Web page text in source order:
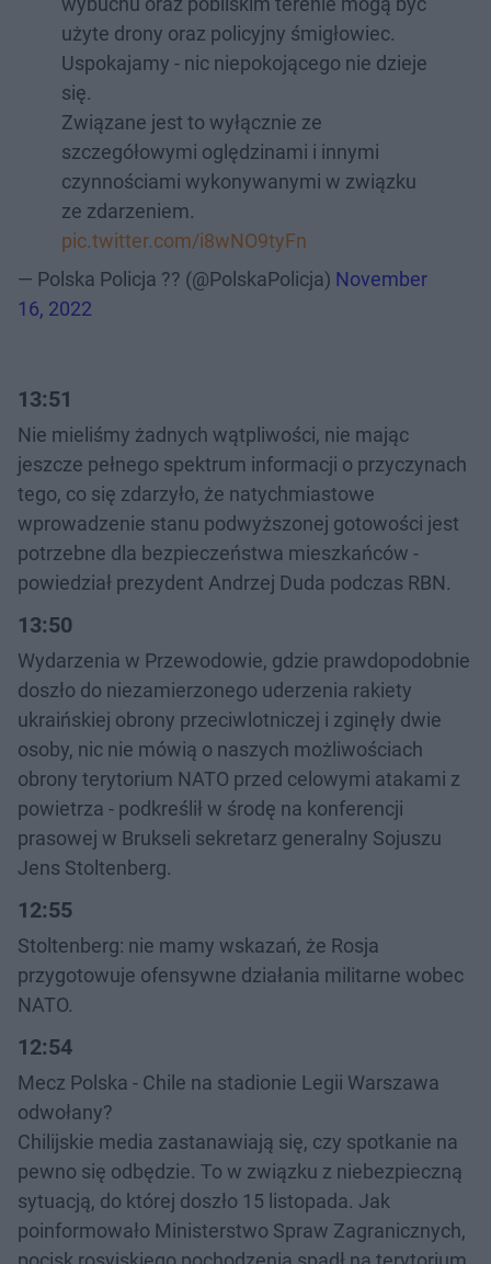
użyte drony oraz policyjny śmigłowiec.
Uspokajamy - nic niepokojącego nie dzieje
się.
Związane jest to wyłącznie ze
szczegółowymi oględzinami i innymi
czynnościami wykonywanymi w związku
ze zdarzeniem.
pic.twitter.com/i8wNO9tyFn
— Polska Policja ?? (@PolskaPolicja) November
16, 2022
13:51
Nie mieliśmy żadnych wątpliwości, nie mając
jeszcze pełnego spektrum informacji o przyczynach
tego, co się zdarzyło, że natychmiastowe
wprowadzenie stanu podwyższonej gotowości jest
potrzebne dla bezpieczeństwa mieszkańców -
powiedział prezydent Andrzej Duda podczas RBN.
13:50
Wydarzenia w Przewodowie, gdzie prawdopodobnie
doszło do niezamierzonego uderzenia rakiety
ukraińskiej obrony przeciwlotniczej i zginęły dwie
osoby, nic nie mówią o naszych możliwościach
obrony terytorium NATO przed celowymi atakami z
powietrza - podkreślił w środę na konferencji
prasowej w Brukseli sekretarz generalny Sojuszu
Jens Stoltenberg.
12:55
Stoltenberg: nie mamy wskazań, że Rosja
przygotowuje ofensywne działania militarne wobec
NATO.
12:54
Mecz Polska - Chile na stadionie Legii Warszawa
odwołany?
Chilijskie media zastanawiają się, czy spotkanie na
pewno się odbędzie. To w związku z niebezpieczną
sytuacją, do której doszło 15 listopada. Jak
poinformowało Ministerstwo Spraw Zagranicznych,